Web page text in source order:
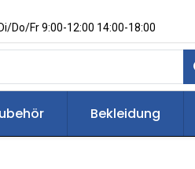
Do/Fr 9:00-12:00 14:00-18:00
Bekleidung